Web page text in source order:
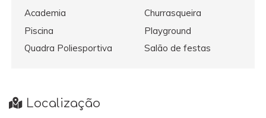
Academia
Churrasqueira
Piscina
Playground
Quadra Poliesportiva
Salão de festas
Localização